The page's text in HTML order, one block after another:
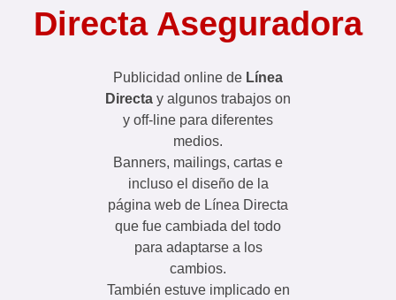
Directa Aseguradora
Publicidad online de Línea
Directa y algunos trabajos on
y off-line para diferentes
medios.
Banners, mailings, cartas e
incluso el diseño de la
página web de Línea Directa
que fue cambiada del todo
para adaptarse a los
cambios.
También estuve implicado en